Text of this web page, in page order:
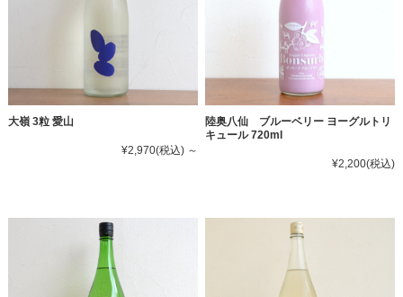
大嶺 3粒 愛山
¥2,970(税込)～
陸奥八仙 ブルーベリー ヨーグルトリ
キュール 720ml
¥2,200(税込)